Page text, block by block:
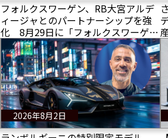
フォルクスワーゲン、RB大宮アルデ
ィージャとのパートナーシップを強
化 8月29日に「フォルクスワーゲン
プレゼンツマッチ」を開催
2026年8月2日